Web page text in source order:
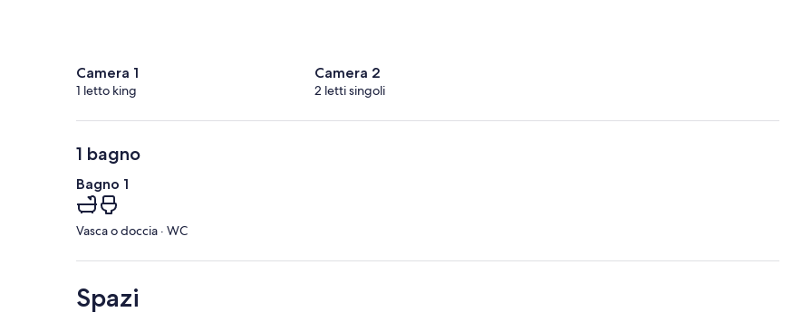
Camera 1
1 letto king
Camera 2
2 letti singoli
1 bagno
Bagno 1
Vasca o doccia · WC
Spazi